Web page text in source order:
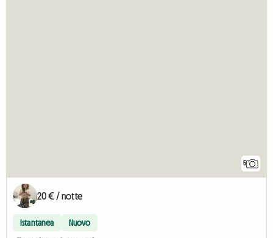
5
20 € / notte
Istantanea Nuovo